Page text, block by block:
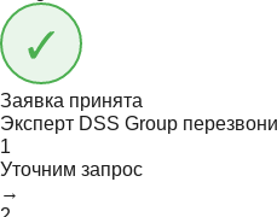
Заявка принята
Эксперт DSS Group
1
Уточним запрос
→